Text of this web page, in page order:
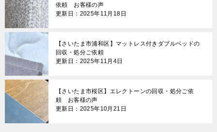
依頼 お客様の声
更新日：2025年11月18日
【さいたま市浦和区】マットレス付きダブルベッドの
回収・処分ご依頼
更新日：2025年11月4日
【さいたま市桜区】エレクトーンの回収・処分ご依
頼 お客様の声
更新日：2025年10月21日